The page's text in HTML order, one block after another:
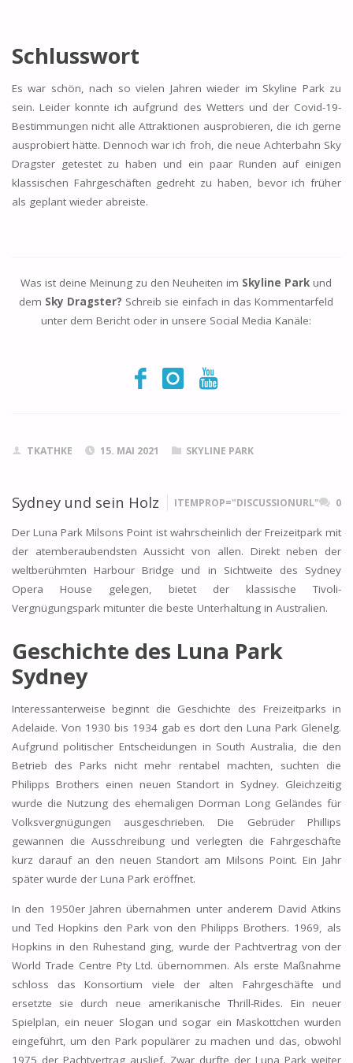
Schlusswort
Es war schön, nach so vielen Jahren wieder im Skyline Park zu
sein. Leider konnte ich aufgrund des Wetters und der Covid-19-
Bestimmungen nicht alle Attraktionen ausprobieren, die ich gerne
ausprobiert hätte. Dennoch war ich froh, die neue Achterbahn Sky
Dragster getestet zu haben und ein paar Runden auf einigen
klassischen Fahrgeschäften gedreht zu haben, bevor ich früher
als geplant wieder abreiste.
Was ist deine Meinung zu den Neuheiten im Skyline Park und
dem Sky Dragster? Schreib sie einfach in das Kommentarfeld
unter dem Bericht oder in unsere Social Media Kanäle:
TKATHKE 15. MAI 2021 SKYLINE PARK
Sydney und sein Holz ITEMPROP="DISCUSSIONURL" 0
Der Luna Park Milsons Point ist wahrscheinlich der Freizeitpark mit
der atemberaubendsten Aussicht von allen. Direkt neben der
weltberühmten Harbour Bridge und in Sichtweite des Sydney
Opera House gelegen, bietet der klassische Tivoli-
Vergnügungspark mitunter die beste Unterhaltung in Australien.
Geschichte des Luna Park
Sydney
Interessanterweise beginnt die Geschichte des Freizeitparks in
Adelaide. Von 1930 bis 1934 gab es dort den Luna Park Glenelg.
Aufgrund politischer Entscheidungen in South Australia, die den
Betrieb des Parks nicht mehr rentabel machten, suchten die
Philipps Brothers einen neuen Standort in Sydney. Gleichzeitig
wurde die Nutzung des ehemaligen Dorman Long Geländes für
Volksvergnügungen ausgeschrieben. Die Gebrüder Phillips
gewannen die Ausschreibung und verlegten die Fahrgeschäfte
kurz darauf an den neuen Standort am Milsons Point. Ein Jahr
später wurde der Luna Park eröffnet.
In den 1950er Jahren übernahmen unter anderem David Atkins
und Ted Hopkins den Park von den Philipps Brothers. 1969, als
Hopkins in den Ruhestand ging, wurde der Pachtvertrag von der
World Trade Centre Pty Ltd. übernommen. Als erste Maßnahme
schloss das Konsortium viele der alten Fahrgeschäfte und
ersetzte sie durch neue amerikanische Thrill-Rides. Ein neuer
Spielplan, ein neuer Slogan und sogar ein Maskottchen wurden
eingeführt, um den Park populärer zu machen und das, obwohl
1975 der Pachtvertrag auslief. Zwar durfte der Luna Park weiter